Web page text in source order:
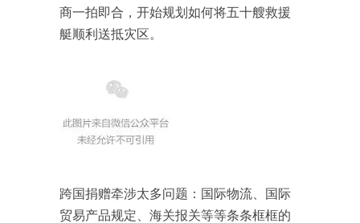
商一拍即合，开始规划如何将五十艘救援
艇顺利送抵灾区。
跨国捐赠牵涉太多问题：国际物流、国际
贸易产品规定、海关报关等等条条框框的